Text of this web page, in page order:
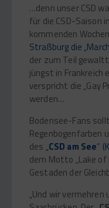
…denn unser CSD
für die CSD-Saison
kommenden
Straßburg die
der zum Teil
jüngst in Frankreich
verspricht die „Gay
werden…
Bodensee-Fans
Regenbogenfarben
des „CSD am See“
dem Motto „Lake of
Gestaden der
„Und wir vermehren